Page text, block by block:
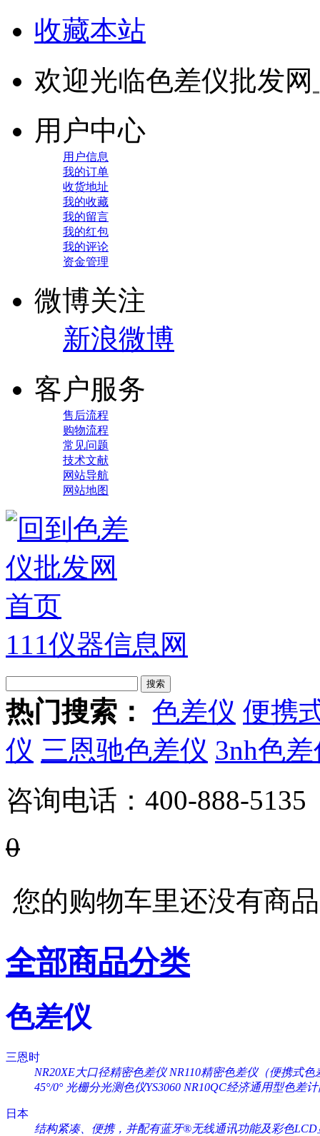
收藏本站
欢迎光临色差仪批发网
用户中心
用户信息
我的订单
收货地址
我的收藏
我的留言
我的红包
我的评论
资金管理
微博关注
新浪微博
客户服务
售后流程
购物流程
常见问题
技术文献
网站导航
网站地图
111仪器信息网
热门搜索： 色差仪 便携
仪 三恩驰色差仪 3nh色
咨询电话： 400-888-5135
0
您的购物车里还没有商
全部商品分类
色差仪
三恩时
NR20XE大口径精密色差仪 NR110精密色差仪（便携式色
45°/0° 光栅分光测色仪YS3060 NR10QC经济通用型色差
日本
结构紧凑、便携，并配有蓝牙®无线通讯功能及彩色LCD